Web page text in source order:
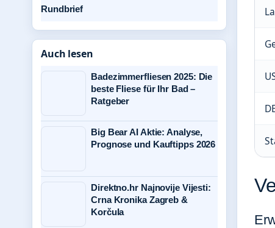
Rundbrief
Auch lesen
Badezimmerfliesen 2025: Die
beste Fliese für Ihr Bad –
Ratgeber
Big Bear AI Aktie: Analyse,
Prognose und Kauftipps 2026
Direktno.hr Najnovije Vijesti:
Crna Kronika Zagreb &
Korčula